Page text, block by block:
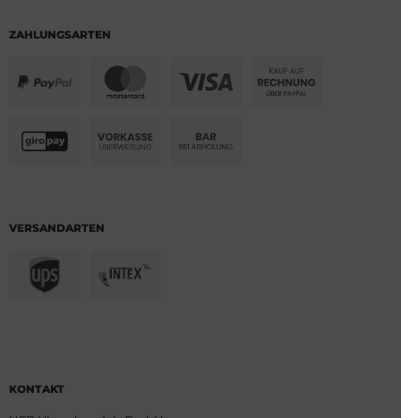
ZAHLUNGSARTEN
VERSANDARTEN
KONTAKT